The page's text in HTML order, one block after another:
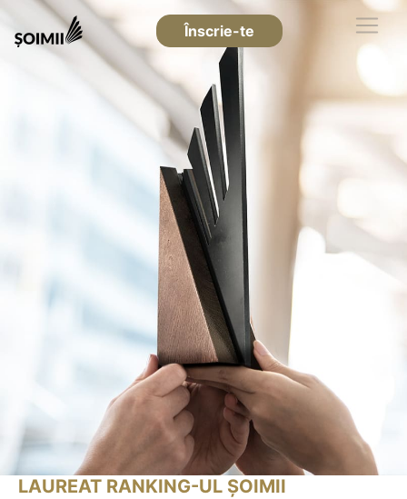
Înscrie-te
LAUREAT RANKING-UL ȘOIMII